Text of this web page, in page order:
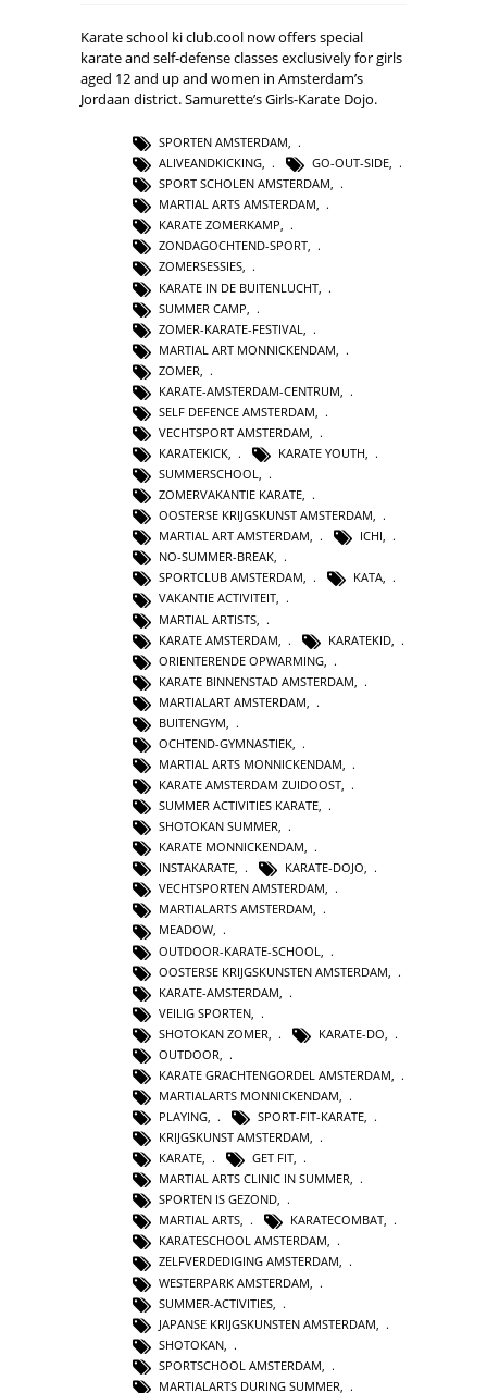
Karate school ki club.cool now offers special
karate and self-defense classes exclusively for girls
aged 12 and up and women in Amsterdam’s
Jordaan district. Samurette’s Girls-Karate Dojo.
SPORTEN AMSTERDAM,
ALIVEANDKICKING, GO-OUT-SIDE,
SPORT SCHOLEN AMSTERDAM,
MARTIAL ARTS AMSTERDAM,
KARATE ZOMERKAMP,
ZONDAGOCHTEND-SPORT,
ZOMERSESSIES,
KARATE IN DE BUITENLUCHT
SUMMER CAMP
ZOMER-KARATE-FESTIVAL
MARTIAL ART MONNICKENDAM
ZOMER
KARATE-AMSTERDAM-CENTRUM
SELF DEFENCE AMSTERDAM
VECHTSPORT AMSTERDAM
KARATEKICK, KARATE YOUTH,
SUMMERSCHOOL,
ZOMERVAKANTIE KARATE,
OOSTERSE KRIJGSKUNST AMSTERDAM,
MARTIAL ART AMSTERDAM, ICHI,
NO-SUMMER-BREAK,
SPORTCLUB AMSTERDAM, KATA,
VAKANTIE ACTIVITEIT,
MARTIAL ARTISTS
KARATE AMSTERDAM
KARATEKID,
ORIENTERENDE OPWARMING
KARATE BINNENSTAD AMSTERDAM
MARTIALART AMSTERDAM
BUITENGYM
OCHTEND-GYMNASTIEK
MARTIAL ARTS MONNICKENDAM
KARATE AMSTERDAM ZUIDOOST,
SUMMER ACTIVITIES KARATE,
SHOTOKAN SUMMER,
KARATE MONNICKENDAM,
INSTAKARATE, KARATE-DOJO,
VECHTSPORTEN AMSTERDAM,
MARTIALARTS AMSTERDAM,
MEADOW,
OUTDOOR-KARATE-SCHOOL
OOSTERSE KRIJGSKUNSTEN AMSTERDAM
KARATE-AMSTERDAM
VEILIG SPORTEN
SHOTOKAN ZOMER
KARATE-DO
OUTDOOR
KARATE GRACHTENGORDEL AMSTERDAM
MARTIALARTS MONNICKENDAM
PLAYING, SPORT-FIT-KARATE,
KRIJGSKUNST AMSTERDAM,
KARATE, GET FIT,
MARTIAL ARTS CLINIC IN SUMMER,
SPORTEN IS GEZOND,
MARTIAL ARTS, KARATECOMBAT,
KARATESCHOOL AMSTERDAM,
ZELFVERDEDIGING AMSTERDAM,
WESTERPARK AMSTERDAM
SUMMER-ACTIVITIES
JAPANSE KRIJGSKUNSTEN AMSTERDAM
SHOTOKAN
SPORTSCHOOL AMSTERDAM
MARTIALARTS DURING SUMMER